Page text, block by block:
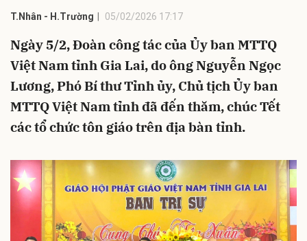
T.Nhân - H.Trường 05/02/2026 17:17
Ngày 5/2, Đoàn công tác của Ủy ban MTTQ
Việt Nam tỉnh Gia Lai, do ông Nguyễn Ngọc
Lương, Phó Bí thư Tỉnh ủy, Chủ tịch Ủy ban
MTTQ Việt Nam tỉnh đã đến thăm, chúc Tết
các tổ chức tôn giáo trên địa bàn tỉnh.
Hủy Gửi